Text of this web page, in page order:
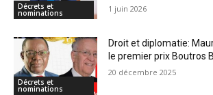
Décrets et
nominations 1 juin 2026
Décrets et
nominations
Droit et diplomatie:
le premier prix Boutros
20 décembre 2025